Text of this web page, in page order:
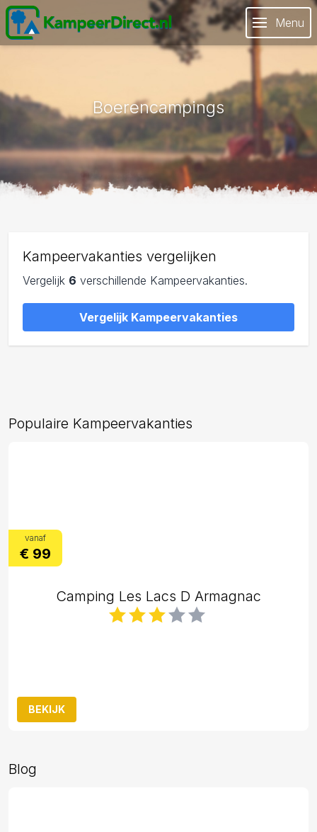
Menu
Boerencampings
Kampeervakanties vergelijken
Vergelijk 6 verschillende Kampeervakanties.
Vergelijk Kampeervakanties
Populaire Kampeervakanties
vanaf
€ 99
Camping Les Lacs D Armagnac
BEKIJK
Blog